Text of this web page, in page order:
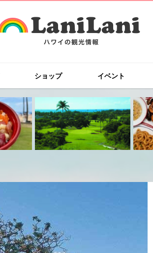
ショップ イベント